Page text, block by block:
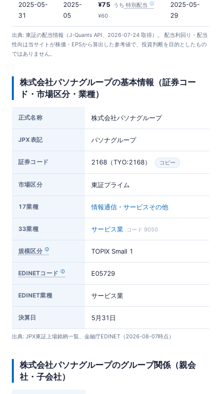
2025-05-
31
2025-
05
¥75 うち 特別配当
¥60
2025-05-
29
出典: 東証の配当情報（J-Quants API、2026-07-24 取得）。 配当利回り・配当
性向は当サイトが株価・EPSから算出した参考値で、投資判断を目的としたもの
ではありません。
株式会社パソナグループの基本情報（証券コー
ド・市場区分・業種）
正式名称 株式会社パソナグループ
JPX表記 パソナグループ
証券コード 2168（TYO:2168） コピー
市場区分 東証プライム
17業種 情報通信・サービスその他
33業種 サービス業 コード 9050
規模区分 TOPIX Small 1
EDINETコード E05729
EDINET業種 サービス業
決算日 5月31日
出典: JPX東証上場銘柄一覧、金融庁EDINET（2026-08-07時点）
株式会社パソナグループのグループ関係（親会
社・子会社）